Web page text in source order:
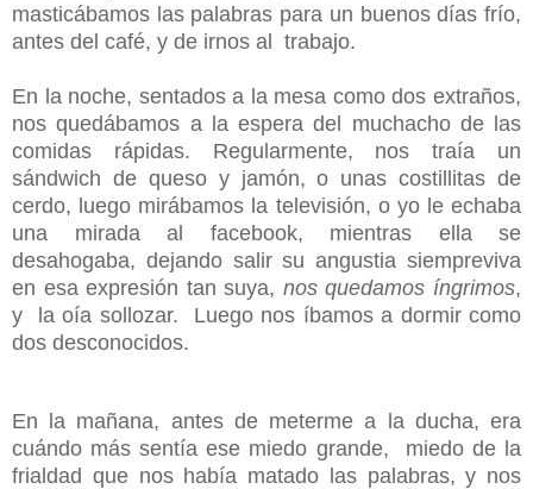
masticábamos las palabras para un buenos días frío,
antes del café, y de irnos al trabajo.
En la noche, sentados a la mesa como dos extraños,
nos quedábamos a la espera del muchacho de las
comidas rápidas. Regularmente, nos traía un
sándwich de queso y jamón, o unas costillitas de
cerdo, luego mirábamos la televisión, o yo le echaba
una mirada al facebook, mientras ella se
desahogaba, dejando salir su angustia siempreviva
en esa expresión tan suya, nos quedamos íngrimos,
y la oía sollozar. Luego nos íbamos a dormir como
dos desconocidos.
En la mañana, antes de meterme a la ducha, era
cuándo más sentía ese miedo grande, miedo de la
frialdad que nos había matado las palabras, y nos